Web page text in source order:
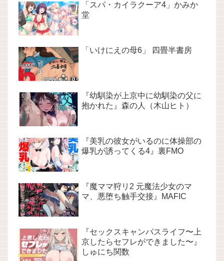
「スパ・カイラクーア4」かみか
堂
「いけにえの母6」 四畳半書房
『幼馴染が上京中に幼馴染の父に
抱かれた』森の人（木山ヒト）
『美乳の彼女がいるのに体操部の
爆乳が誘ってくる4』裏FMO
『魔ママ狩リ2 元魔法少女のマ
マ、悪堕ち触手交接』MAFIC
『セックスキャンパスライフ〜上
京したらセフレができました〜』
しゅにち関数